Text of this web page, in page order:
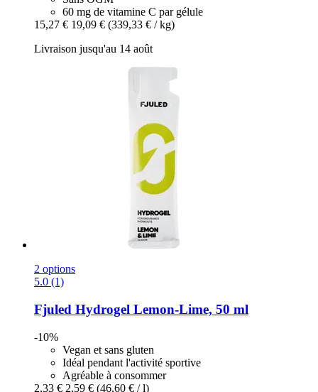
60 mg de vitamine C par gélule
15,27 € 19,09 € (339,33 € / kg)
Livraison jusqu'au 14 août
2 options
5.0 (1)
Fjuled Hydrogel Lemon-​Lime, 50 ml
-10%
Vegan et sans gluten
Idéal pendant l'activité sportive
Agréable à consommer
2,33 € 2,59 € (46,60 € / l)